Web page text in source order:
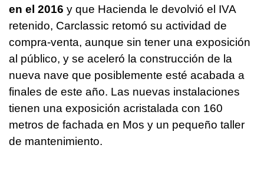
en el 2016 y que Hacienda le devolvió el IVA
retenido, Carclassic retomó su actividad de
compra-venta, aunque sin tener una exposición
al público, y se aceleró la construcción de la
nueva nave que posiblemente esté acabada a
finales de este año. Las nuevas instalaciones
tienen una exposición acristalada con 160
metros de fachada en Mos y un pequeño taller
de mantenimiento.